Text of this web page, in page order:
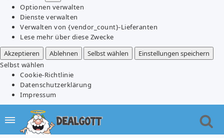
Optionen verwalten
Dienste verwalten
Verwalten von {vendor_count}-Lieferanten
Lese mehr über diese Zwecke
Akzeptieren
Ablehnen Selbst wählen
Einstellungen speichern
Selbst wählen
Cookie-Richtlinie
Datenschutzerklärung
Impressum